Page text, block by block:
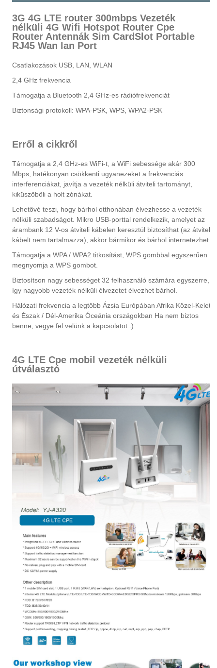
3G 4G LTE router 300mbps Vezeték
nélküli 4G Wifi Hotspot Router Cpe
Router Antennák Sim CardSlot Portable
RJ45 Wan lan Port
Csatlakozások USB, LAN, WLAN
2,4 GHz frekvencia
Támogatja a Bluetooth 2,4 GHz-es rádiófrekvenciát
Biztonsági protokoll: WPA-PSK, WPS, WPA2-PSK
Erről a cikkről
Támogatja a 2,4 GHz-es WiFi-t, a WiFi sebessége akár 300
Mbps, hatékonyan csökkenti ugyanezeket a frekvenciás
interferenciákat, javítja a vezeték nélküli átviteli tartományt,
kiküszöböli a holt zónákat.
Lehetővé teszi, hogy bárhol otthonában élvezhesse a vezeték
nélküli szabadságot. Mikro USB-porttal rendelkezik, amelyet az
árambank 12 V-os átviteli kábelen keresztül biztosíthat (az átviteli
kábelt nem tartalmazza), akkor bármikor és bárhol internetezhet.
Támogatja a WPA / WPA2 titkosítást, WPS gombbal egyszerűen
megnyomja a WPS gombot.
Biztosítson nagy sebességet 32 ​​felhasználó számára egyszerre,
így nagyobb vezeték nélküli élvezetet élvezhet bárhol.
Hálózati frekvencia a legtöbb Ázsia Európában Afrika Közel-Kelet
és Észak / Dél-Amerika Óceánia országokban Ha nem biztos
benne, vegye fel velünk a kapcsolatot :)
4G LTE Cpe mobil vezeték nélküli
útválasztó